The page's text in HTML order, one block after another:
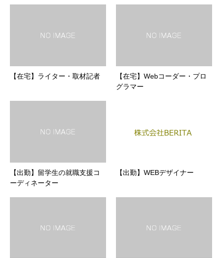
【在宅】ライター・取材記者
【在宅】Webコーダー・プロ
グラマー
【出勤】留学生の就職支援コ
ーディネーター
【出勤】WEBデザイナー